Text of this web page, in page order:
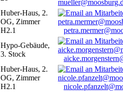
Huber-Haus, 2.
OG, Zimmer
H2.1
Hypo-Gebäude,
3. Stock
Huber-Haus, 2.
OG, Zimmer
H2.1